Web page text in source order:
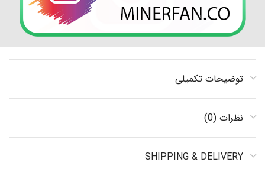
توضیحات تکمیلی
نظرات (0)
SHIPPING & DELIVERY